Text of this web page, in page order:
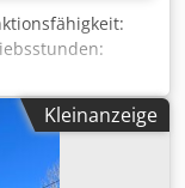
Prüfung (TÜV):
Kleinanzeige